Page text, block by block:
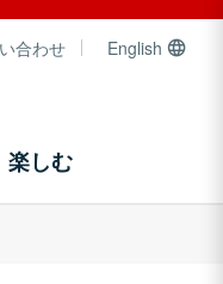
合わせ English
楽しむ